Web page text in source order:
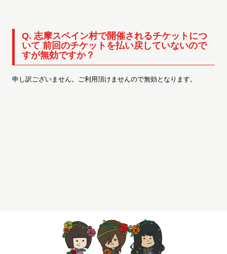
Q. 志摩スペイン村で開催されるチケットにつ
いて 前回のチケットを払い戻していないので
すが無効ですか？
申し訳ございません。ご利用頂けませんので無効となります。